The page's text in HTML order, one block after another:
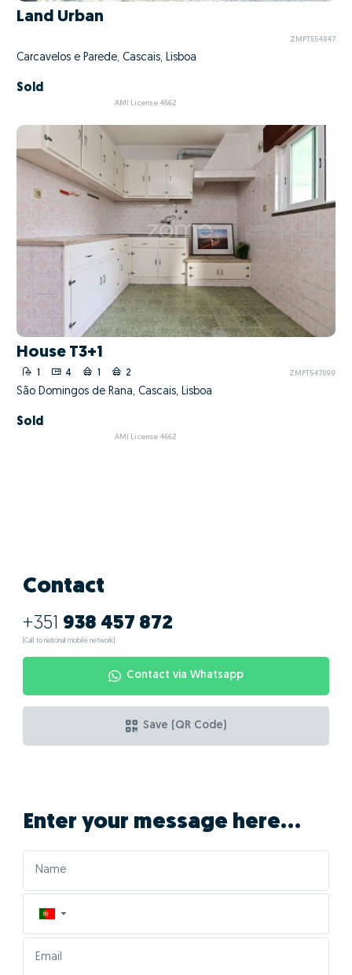
Land Urban
ZMPT554847
Carcavelos e Parede, Cascais, Lisboa
Sold
AMI License 4662
House T3+1
1 4 1 2 ZMPT547099
São Domingos de Rana, Cascais, Lisboa
Sold
AMI License 4662
Contact
+351 938 457 872
(Call to national mobile network)
Contact via Whatsapp
Save (QR Code)
Enter your message here...
▼